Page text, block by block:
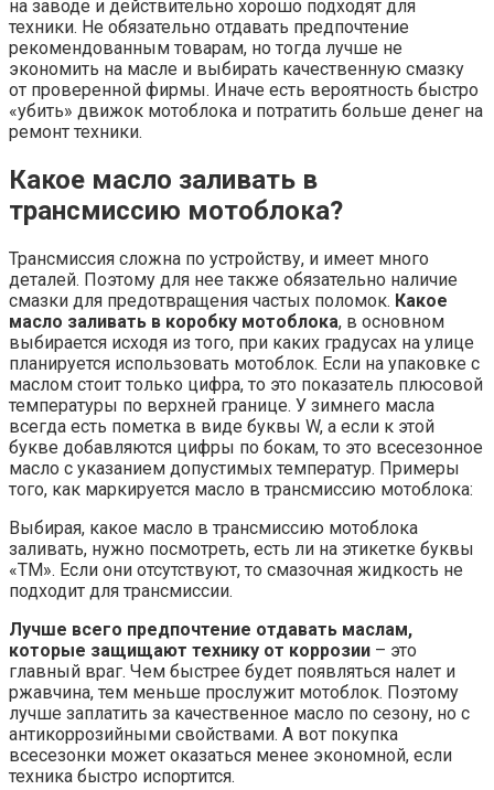
на заводе и действительно хорошо подходят для
техники. Не обязательно отдавать предпочтение
рекомендованным товарам, но тогда лучше не
экономить на масле и выбирать качественную смазку
от проверенной фирмы. Иначе есть вероятность быстро
«убить» движок мотоблока и потратить больше денег на
ремонт техники.
Какое масло заливать в
трансмиссию мотоблока?
Трансмиссия сложна по устройству, и имеет много
деталей. Поэтому для нее также обязательно наличие
смазки для предотвращения частых поломок. Какое
масло заливать в коробку мотоблока, в основном
выбирается исходя из того, при каких градусах на улице
планируется использовать мотоблок. Если на упаковке с
маслом стоит только цифра, то это показатель плюсовой
температуры по верхней границе. У зимнего масла
всегда есть пометка в виде буквы W, а если к этой
букве добавляются цифры по бокам, то это всесезонное
масло с указанием допустимых температур. Примеры
того, как маркируется масло в трансмиссию мотоблока:
Выбирая, какое масло в трансмиссию мотоблока
заливать, нужно посмотреть, есть ли на этикетке буквы
«ТМ». Если они отсутствуют, то смазочная жидкость не
подходит для трансмиссии.
Лучше всего предпочтение отдавать маслам,
которые защищают технику от коррозии – это
главный враг. Чем быстрее будет появляться налет и
ржавчина, тем меньше прослужит мотоблок. Поэтому
лучше заплатить за качественное масло по сезону, но с
антикоррозийными свойствами. А вот покупка
всесезонки может оказаться менее экономной, если
техника быстро испортится.